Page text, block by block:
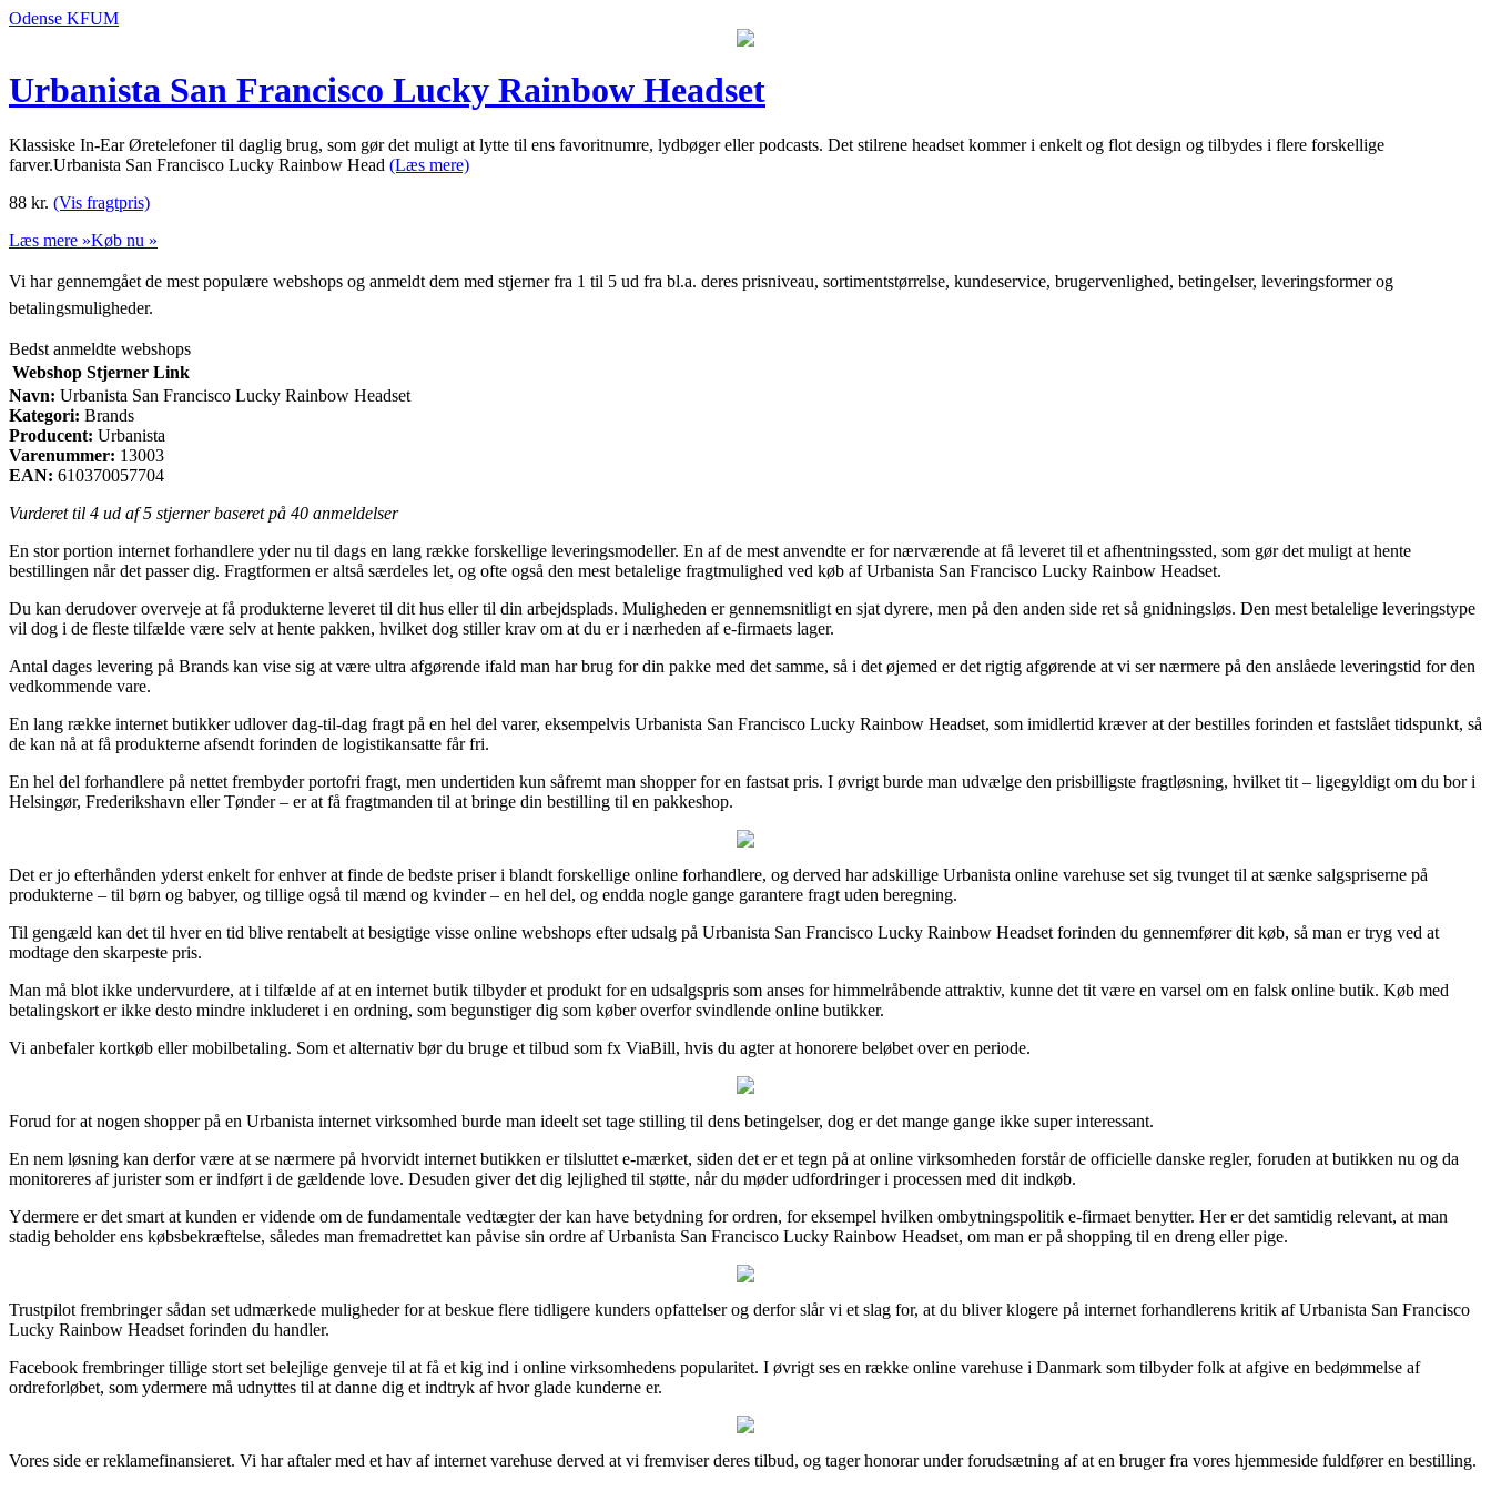
Odense KFUM
Urbanista San Francisco Lucky Rainbow Headset
Klassiske In-Ear Øretelefoner til daglig brug, som gør det muligt at lytte til ens favoritnumre, lydbøger eller podcasts. Det stilrene headset kommer i enkelt og flot design og tilbydes i flere forskellige
farver.Urbanista San Francisco Lucky Rainbow Head (Læs mere)
88 kr. (Vis fragtpris)
Læs mere »Køb nu »
Vi har gennemgået de mest populære webshops og anmeldt dem med stjerner fra 1 til 5 ud fra bl.a. deres prisniveau, sortimentstørrelse, kundeservice, brugervenlighed, betingelser, leveringsformer og
betalingsmuligheder.
Bedst anmeldte webshops
Webshop Stjerner Link
Navn: Urbanista San Francisco Lucky Rainbow Headset
Kategori: Brands
Producent: Urbanista
Varenummer: 13003
EAN: 610370057704
Vurderet til 4 ud af 5 stjerner baseret på 40 anmeldelser
En stor portion internet forhandlere yder nu til dags en lang række forskellige leveringsmodeller. En af de mest anvendte er for nærværende at få leveret til et afhentningssted, som gør det muligt at hente
bestillingen når det passer dig. Fragtformen er altså særdeles let, og ofte også den mest betalelige fragtmulighed ved køb af Urbanista San Francisco Lucky Rainbow Headset.
Du kan derudover overveje at få produkterne leveret til dit hus eller til din arbejdsplads. Muligheden er gennemsnitligt en sjat dyrere, men på den anden side ret så gnidningsløs. Den mest betalelige leveringstype
vil dog i de fleste tilfælde være selv at hente pakken, hvilket dog stiller krav om at du er i nærheden af e-firmaets lager.
Antal dages levering på Brands kan vise sig at være ultra afgørende ifald man har brug for din pakke med det samme, så i det øjemed er det rigtig afgørende at vi ser nærmere på den anslåede leveringstid for den
vedkommende vare.
En lang række internet butikker udlover dag-til-dag fragt på en hel del varer, eksempelvis Urbanista San Francisco Lucky Rainbow Headset, som imidlertid kræver at der bestilles forinden et fastslået tidspunkt, så
de kan nå at få produkterne afsendt forinden de logistikansatte får fri.
En hel del forhandlere på nettet frembyder portofri fragt, men undertiden kun såfremt man shopper for en fastsat pris. I øvrigt burde man udvælge den prisbilligste fragtløsning, hvilket tit – ligegyldigt om du bor i
Helsingør, Frederikshavn eller Tønder – er at få fragtmanden til at bringe din bestilling til en pakkeshop.
Det er jo efterhånden yderst enkelt for enhver at finde de bedste priser i blandt forskellige online forhandlere, og derved har adskillige Urbanista online varehuse set sig tvunget til at sænke salgspriserne på
produkterne – til børn og babyer, og tillige også til mænd og kvinder – en hel del, og endda nogle gange garantere fragt uden beregning.
Til gengæld kan det til hver en tid blive rentabelt at besigtige visse online webshops efter udsalg på Urbanista San Francisco Lucky Rainbow Headset forinden du gennemfører dit køb, så man er tryg ved at
modtage den skarpeste pris.
Man må blot ikke undervurdere, at i tilfælde af at en internet butik tilbyder et produkt for en udsalgspris som anses for himmelråbende attraktiv, kunne det tit være en varsel om en falsk online butik. Køb med
betalingskort er ikke desto mindre inkluderet i en ordning, som begunstiger dig som køber overfor svindlende online butikker.
Vi anbefaler kortkøb eller mobilbetaling. Som et alternativ bør du bruge et tilbud som fx ViaBill, hvis du agter at honorere beløbet over en periode.
Forud for at nogen shopper på en Urbanista internet virksomhed burde man ideelt set tage stilling til dens betingelser, dog er det mange gange ikke super interessant.
En nem løsning kan derfor være at se nærmere på hvorvidt internet butikken er tilsluttet e-mærket, siden det er et tegn på at online virksomheden forstår de officielle danske regler, foruden at butikken nu og da
monitoreres af jurister som er indført i de gældende love. Desuden giver det dig lejlighed til støtte, når du møder udfordringer i processen med dit indkøb.
Ydermere er det smart at kunden er vidende om de fundamentale vedtægter der kan have betydning for ordren, for eksempel hvilken ombytningspolitik e-firmaet benytter. Her er det samtidig relevant, at man
stadig beholder ens købsbekræftelse, således man fremadrettet kan påvise sin ordre af Urbanista San Francisco Lucky Rainbow Headset, om man er på shopping til en dreng eller pige.
Trustpilot frembringer sådan set udmærkede muligheder for at beskue flere tidligere kunders opfattelser og derfor slår vi et slag for, at du bliver klogere på internet forhandlerens kritik af Urbanista San Francisco
Lucky Rainbow Headset forinden du handler.
Facebook frembringer tillige stort set belejlige genveje til at få et kig ind i online virksomhedens popularitet. I øvrigt ses en række online varehuse i Danmark som tilbyder folk at afgive en bedømmelse af
ordreforløbet, som ydermere må udnyttes til at danne dig et indtryk af hvor glade kunderne er.
Vores side er reklamefinansieret. Vi har aftaler med et hav af internet varehuse derved at vi fremviser deres tilbud, og tager honorar under forudsætning af at en bruger fra vores hjemmeside fuldfører en bestilling.